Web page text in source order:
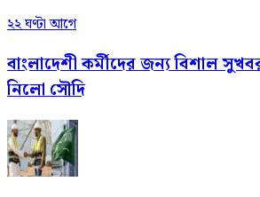
২২ ঘণ্টা আগে
বাংলাদেশী কর্মীদের জন্য বিশাল
নিলো সৌদি